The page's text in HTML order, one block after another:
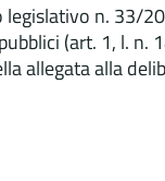
legislativo n. 33/
(art. 1, l. n.
allegata alla